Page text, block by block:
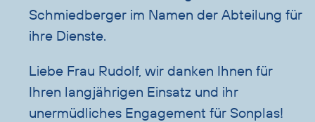
Schmiedberger im Namen der Abteilung für
ihre Dienste.
Liebe Frau Rudolf, wir danken Ihnen für
Ihren langjährigen Einsatz und ihr
unermüdliches Engagement für Sonplas!